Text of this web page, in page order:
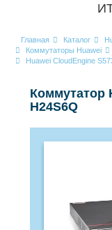
Главная Каталог
Коммутаторы Huawei
Huawei CloudEngine
Коммутатор
H24S6Q